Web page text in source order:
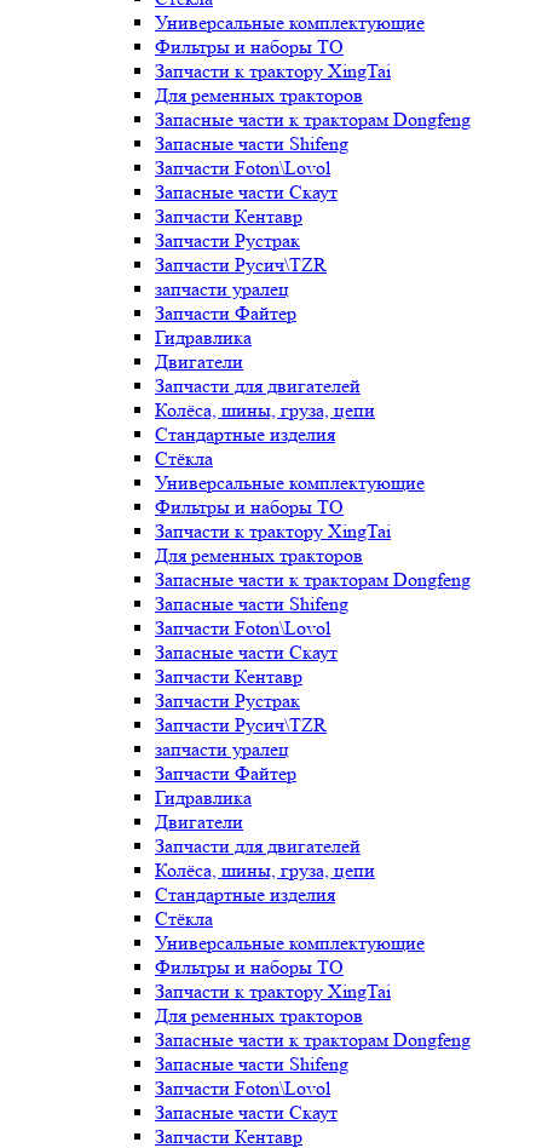
Универсальные комплектующие
Фильтры и наборы ТО
Запчасти к трактору XingTai
Для ременных тракторов
Запасные части к тракторам Dongfeng
Запасные части Shifeng
Запчасти Foton\Lovol
Запасные части Скаут
Запчасти Кентавр
Запчасти Рустрак
Запчасти Русич\TZR
запчасти уралец
Запчасти Файтер
Гидравлика
Двигатели
Запчасти для двигателей
Колёса, шины, груза, цепи
Стандартные изделия
Стёкла
Универсальные комплектующие
Фильтры и наборы ТО
Запчасти к трактору XingTai
Для ременных тракторов
Запасные части к тракторам Dongfeng
Запасные части Shifeng
Запчасти Foton\Lovol
Запасные части Скаут
Запчасти Кентавр
Запчасти Рустрак
Запчасти Русич\TZR
запчасти уралец
Запчасти Файтер
Гидравлика
Двигатели
Запчасти для двигателей
Колёса, шины, груза, цепи
Стандартные изделия
Стёкла
Универсальные комплектующие
Фильтры и наборы ТО
Запчасти к трактору XingTai
Для ременных тракторов
Запасные части к тракторам Dongfeng
Запасные части Shifeng
Запчасти Foton\Lovol
Запасные части Скаут
Запчасти Кентавр